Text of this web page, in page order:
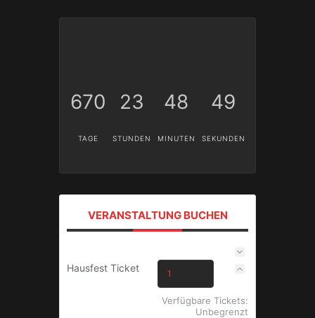
670
TAGE
23
STUNDEN
48
MINUTEN
48
SEKUNDEN
VERANSTALTUNG BUCHEN
Hausfest Ticket
Verfügbare Tickets:
Unbegrenzt